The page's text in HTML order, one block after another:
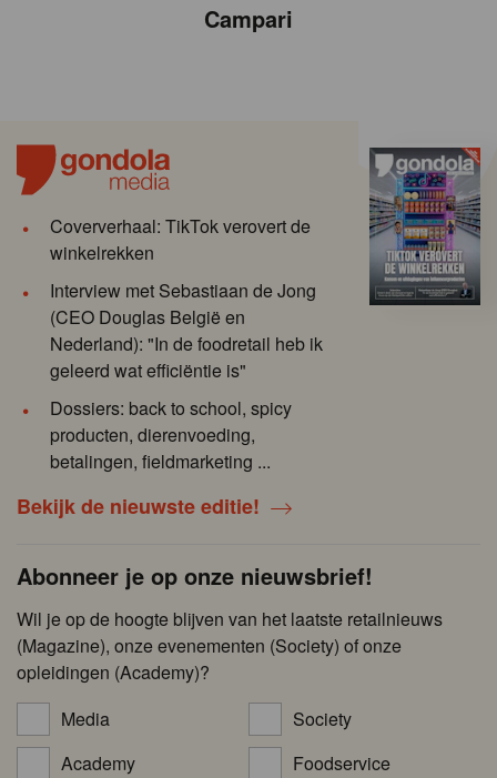
Campari
Coververhaal: TikTok verovert de
winkelrekken
Interview met Sebastiaan de Jong
(CEO Douglas België en
Nederland): "In de foodretail heb ik
geleerd wat efficiëntie is"
Dossiers: back to school, spicy
producten, dierenvoeding,
betalingen, fieldmarketing ...
Bekijk de nieuwste editie!
Abonneer je op onze nieuwsbrief!
Wil je op de hoogte blijven van het laatste retailnieuws
(Magazine), onze evenementen (Society) of onze
opleidingen (Academy)?
Media
Society
Academy
Foodservice